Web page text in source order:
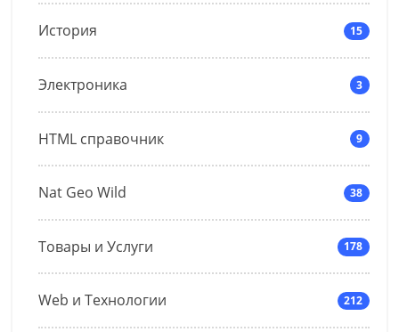
История 15
Электроника 3
HTML справочник 9
Nat Geo Wild 38
Товары и Услуги 178
Web и Технологии 212